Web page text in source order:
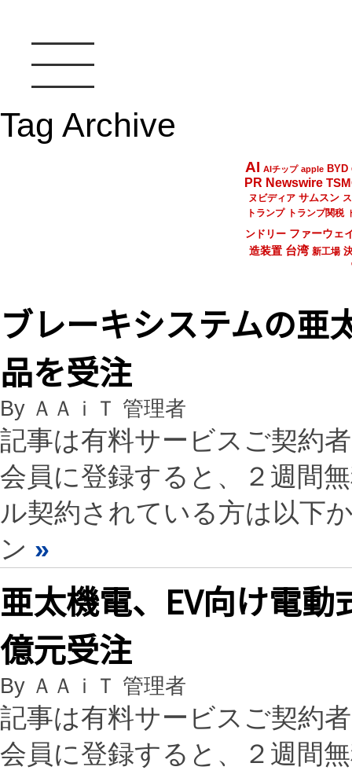
Tag Archive
AI AIチップ apple BYD
PR Newswire
ヌビディア サムスン
トランプ
トランプ関税
ンドリー ファーウェ
造装置 台湾 新工場
ブレーキシステムの亜
品を受注
By ＡＡｉＴ 管理者
記事は有料サービスご契約
会員に登録すると、２週間
ル契約されている方は以下
ン »
亜太機電、EV向け電
億元受注
By ＡＡｉＴ 管理者
記事は有料サービスご契約
会員に登録すると、２週間